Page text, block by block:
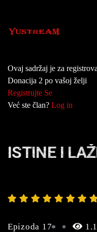
Ovaj sadržaj je za
Donacija 2 po vašoj želji
Registrujte Se
Već ste član? Log in
ISTINE I
Epizoda 17